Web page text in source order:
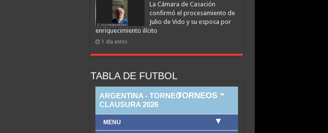
La Cámara de Casación
confirmó el procesamiento de
Julio de Vido y su esposa por
enriquecimiento ilícito
1 día antes
TABLA DE FUTBOL